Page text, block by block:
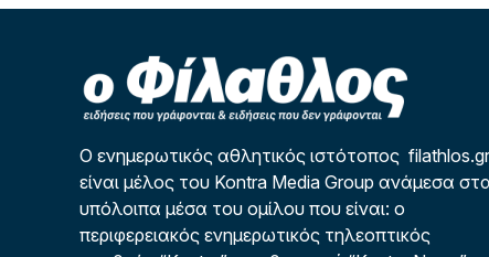
Ο ενημερωτικός αθλητικός ιστότοπος
είναι μέλος του Kontra Media Group ανάμεσα
υπόλοιπα μέσα του ομίλου που είναι: ο
περιφερειακός ενημερωτικός τηλεοπτικός